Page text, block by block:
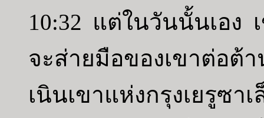
10:32 แต่ในวันนั้นเอง
จะส่ายมือของเขาต่อต้
เนินเขาแห่งกรุงเยรูซาเ